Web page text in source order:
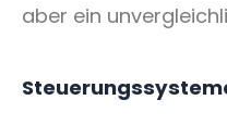
aber ein